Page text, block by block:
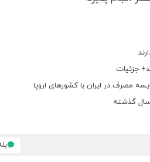
جزئیات
مصرف در ایران با کشورهای اروپا
گذشته